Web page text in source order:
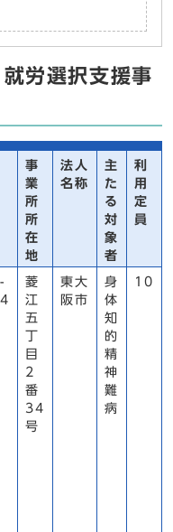
労選択支援事
事
業
所
所
在
地
法人
名称
主
た
る
対
象
者
利
用
定
員
菱
江
五
目
2
番
34
号
東大
阪市
身
体
知
的
精
神
難
病
10